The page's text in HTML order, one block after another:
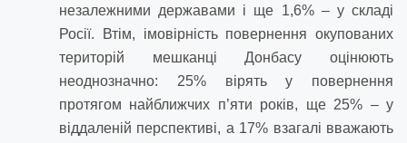
незалежними державами і ще 1,6% – у складі
Росії. Втім, імовірність повернення окупованих
територій мешканці Донбасу оцінюють
неоднозначно: 25% вірять у повернення
протягом найближчих п’яти років, ще 25% – у
віддаленій перспективі, а 17% взагалі вважають